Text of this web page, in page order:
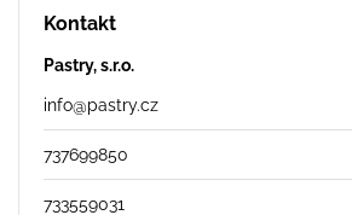
Kontakt
Pastry, s.r.o.
info@pastry.cz
737699850
733559031